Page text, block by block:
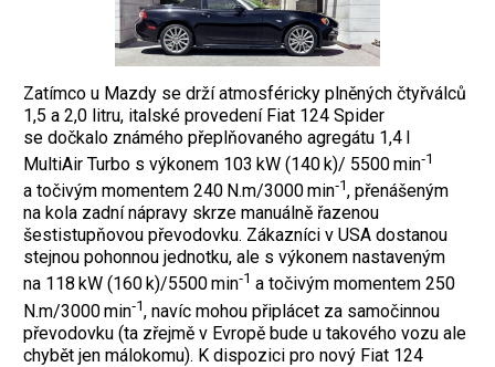
Zatímco u Mazdy se drží atmosféricky plněných čtyřválců
1,5 a 2,0 litru, italské provedení Fiat 124 Spider
se dočkalo známého přeplňovaného agregátu 1,4 l
MultiAir Turbo s výkonem 103 kW (140 k)/ 5500 min‑1
a točivým momentem 240 N.m/3000 min‑1, přenášeným
na kola zadní nápravy skrze manuálně řazenou
šestistupňovou převodovku. Zákazníci v USA dostanou
stejnou pohonnou jednotku, ale s výkonem nastaveným
na 118 kW (160 k)/5500 min‑1 a točivým momentem 250
N.m/3000 min‑1, navíc mohou připlácet za samočinnou
převodovku (ta zřejmě v Evropě bude u takového vozu ale
chybět jen málokomu). K dispozici pro nový Fiat 124